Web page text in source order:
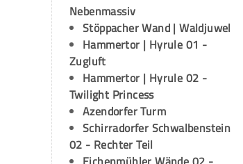
Nebenmassiv
Stöppacher Wand | Waldjuwel
Hammertor | Hyrule 01 -
Zugluft
Hammertor | Hyrule 02 -
Twilight Princess
Azendorfer Turm
Schirradorfer Schwalbenstein
02 - Rechter Teil